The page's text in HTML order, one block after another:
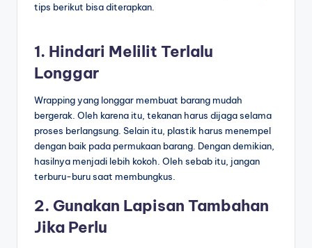
tips berikut bisa diterapkan.
1. Hindari Melilit Terlalu
Longgar
Wrapping yang longgar membuat barang mudah
bergerak. Oleh karena itu, tekanan harus dijaga selama
proses berlangsung. Selain itu, plastik harus menempel
dengan baik pada permukaan barang. Dengan demikian,
hasilnya menjadi lebih kokoh. Oleh sebab itu, jangan
terburu-buru saat membungkus.
2. Gunakan Lapisan Tambahan
Jika Perlu